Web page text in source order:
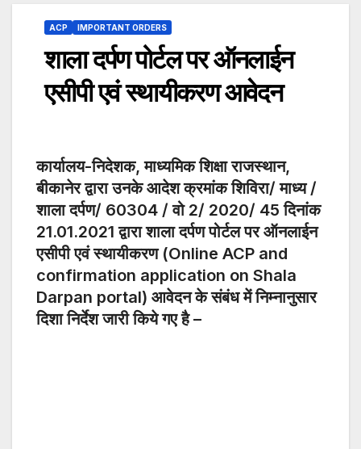
ACP IMPORTANT ORDERS
शाला दर्पण पोर्टल पर ऑनलाईन
एसीपी एवं स्थायीकरण आवेदन
कार्यालय-निदेशक, माध्यमिक शिक्षा राजस्थान,
बीकानेर द्वारा उनके आदेश क्रमांक शिविरा/ माध्य /
शाला दर्पण/ 60304 / वो 2/ 2020/ 45 दिनांक
21.01.2021 द्वारा शाला दर्पण पोर्टल पर ऑनलाईन
एसीपी एवं स्थायीकरण (Online ACP and
confirmation application on Shala
Darpan portal) आवेदन के संबंध में निम्नानुसार
दिशा निर्देश जारी किये गए है –